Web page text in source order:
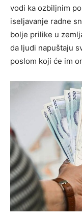
vodi ka ozbiljnim
iseljavanje radne
bolje prilike u
da ljudi napuštaju
poslom koji će im